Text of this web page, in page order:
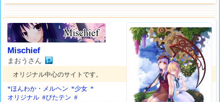
Mischief
まおうさん
オリジナル中心のサイトです。
*ほんわか・メルヘン *少女 *
オリジナル #ぴたテン #